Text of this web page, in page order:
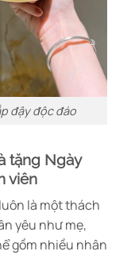
đậy độc đáo
tặng Ngày
viên
là một thách
yêu như mẹ,
gồm nhiều nhân